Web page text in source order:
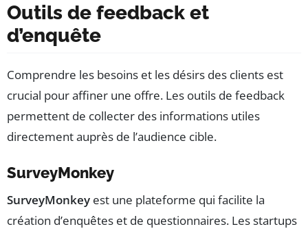
Outils de feedback et
d’enquête
Comprendre les besoins et les désirs des clients est
crucial pour affiner une offre. Les outils de feedback
permettent de collecter des informations utiles
directement auprès de l’audience cible.
SurveyMonkey
SurveyMonkey est une plateforme qui facilite la
création d’enquêtes et de questionnaires. Les startups